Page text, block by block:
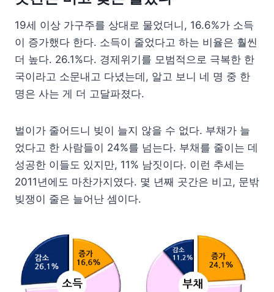
19세 이상 가구주를 상대로 물었더니, 16.6%가 소득
이 증가했다 한다. 소득이 줄었다고 하는 비율은 훨씬
더 높다. 26.1%다. 경제위기를 모범적으로 극복한 한
국이라고 소문내고 다녔는데, 알고 보니 네 명 중 한
명은 사는 게 더 고달파졌다.
벌이가 줄어드니 빚이 늘지 않을 수 없다. 부채가 늘
었다고 한 사람들이 24%를 넘는다. 부채를 줄이는 데
성공한 이들도 있지만, 11% 남짓이다. 이런 추세는
2011년에도 마찬가지였다. 몇 년째 곳간은 비고, 문밖
빚쟁이 줄은 늘어난 셈이다.